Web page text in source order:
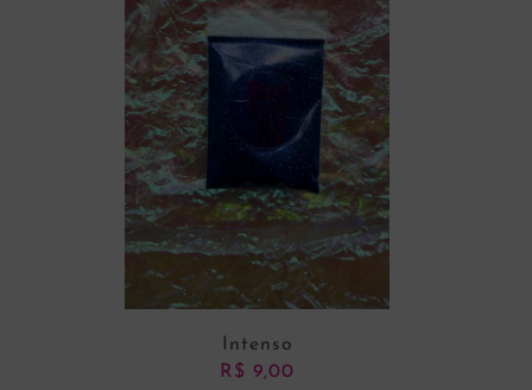
Intenso
R$ 9,00